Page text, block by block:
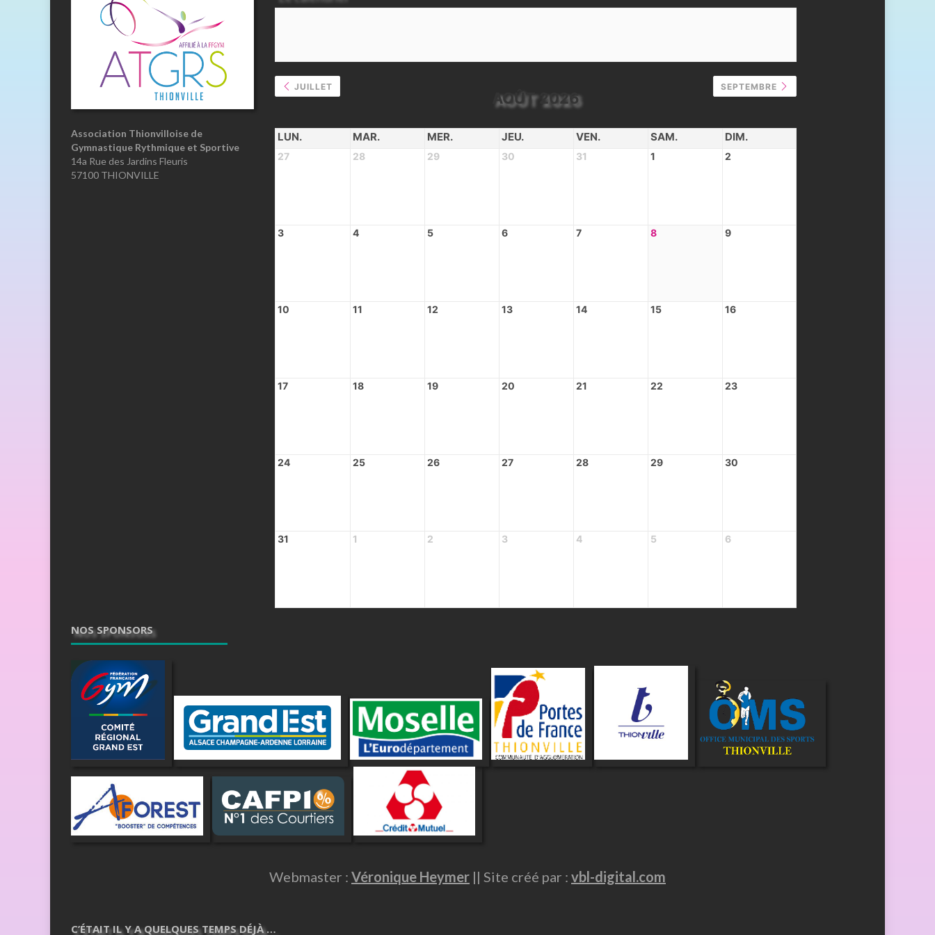
Association Thionvilloise de
Gymnastique Rythmique et Sportive
14a Rue des Jardins Fleuris
57100 THIONVILLE
JUILLET
AOÛT 2026
SEPTEMBRE
LUN. MAR. MER. JEU. VEN. SAM. DIM.
27 28 29 30 31 1 2
3 4 5 6 7 8 9
10 11 12 13 14 15 16
17 18 19 20 21 22 23
24 25 26 27 28 29 30
31 1 2 3 4 5 6
NOS SPONSORS
Webmaster : Véronique Heymer || Site créé par : vbl-digital.com
C’ÉTAIT IL Y A QUELQUES TEMPS DÉJÀ …